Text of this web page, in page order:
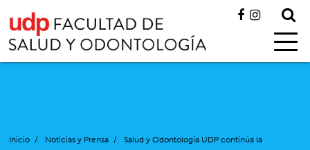
Inicio / Noticias y Prensa /
Salud y Odontología UDP continúa la